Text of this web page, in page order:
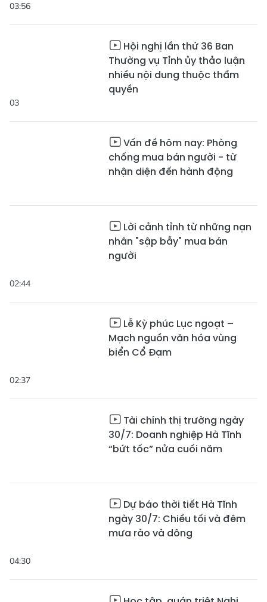
03:56
03
Hội nghị lần thứ 36 Ban
Thường vụ Tỉnh ủy thảo luận
nhiều nội dung thuộc thẩm
quyền
Vấn đề hôm nay: Phòng
chống mua bán người - từ
nhận diện đến hành động
02:44
Lời cảnh tỉnh từ những nạn
nhân "sập bẫy" mua bán
người
02:37
Lễ Kỳ phúc Lục ngoạt –
Mạch nguồn văn hóa vùng
biển Cổ Đạm
Tài chính thị trường ngày
30/7: Doanh nghiệp Hà Tĩnh
“bứt tốc” nửa cuối năm
04:30
Dự báo thời tiết Hà Tĩnh
ngày 30/7: Chiều tối và đêm
mưa rào và dông